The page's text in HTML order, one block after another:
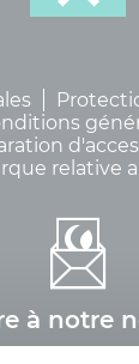
relative
à notre